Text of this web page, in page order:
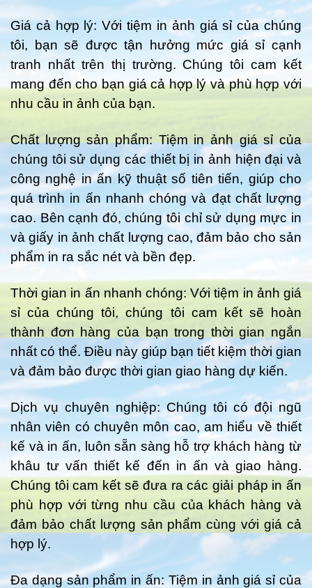
Giá cả hợp lý: Với tiệm in ảnh giá sỉ của chúng
tôi, bạn sẽ được tận hưởng mức giá sỉ cạnh
tranh nhất trên thị trường. Chúng tôi cam kết
mang đến cho bạn giá cả hợp lý và phù hợp với
nhu cầu in ảnh của bạn.
Chất lượng sản phẩm: Tiệm in ảnh giá sỉ của
chúng tôi sử dụng các thiết bị in ảnh hiện đại và
công nghệ in ấn kỹ thuật số tiên tiến, giúp cho
quá trình in ấn nhanh chóng và đạt chất lượng
cao. Bên cạnh đó, chúng tôi chỉ sử dụng mực in
và giấy in ảnh chất lượng cao, đảm bảo cho sản
phẩm in ra sắc nét và bền đẹp.
Thời gian in ấn nhanh chóng: Với tiệm in ảnh giá
sỉ của chúng tôi, chúng tôi cam kết sẽ hoàn
thành đơn hàng của bạn trong thời gian ngắn
nhất có thể. Điều này giúp bạn tiết kiệm thời gian
và đảm bảo được thời gian giao hàng dự kiến.
Dịch vụ chuyên nghiệp: Chúng tôi có đội ngũ
nhân viên có chuyên môn cao, am hiểu về thiết
kế và in ấn, luôn sẵn sàng hỗ trợ khách hàng từ
khâu tư vấn thiết kế đến in ấn và giao hàng.
Chúng tôi cam kết sẽ đưa ra các giải pháp in ấn
phù hợp với từng nhu cầu của khách hàng và
đảm bảo chất lượng sản phẩm cùng với giá cả
hợp lý.
Đa dạng sản phẩm in ấn: Tiệm in ảnh giá sỉ của